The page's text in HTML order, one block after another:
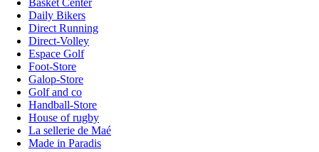
Basket Center
Daily Bikers
Direct Running
Direct-Volley
Espace Golf
Foot-Store
Galop-Store
Golf and co
Handball-Store
House of rugby
La sellerie de Maé
Made in Paradis